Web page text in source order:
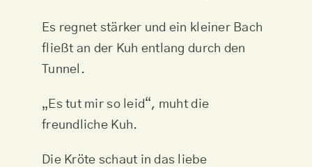
Es regnet stärker und ein kleiner Bach
fließt an der Kuh entlang durch den
Tunnel.
„Es tut mir so leid“, muht die
freundliche Kuh.
Die Kröte schaut in das liebe